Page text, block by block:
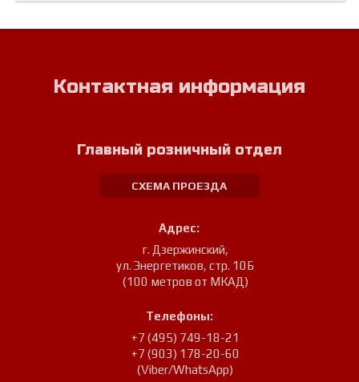
Контактная информация
Главный розничный отдел
СХЕМА ПРОЕЗДА
Адрес:
г. Дзержинский,
ул. Энергетиков, стр. 10Б
(100 метров от МКАД)
Телефоны:
+7 (495) 749-18-21
+7 (903) 178-20-60
(Viber/WhatsApp)